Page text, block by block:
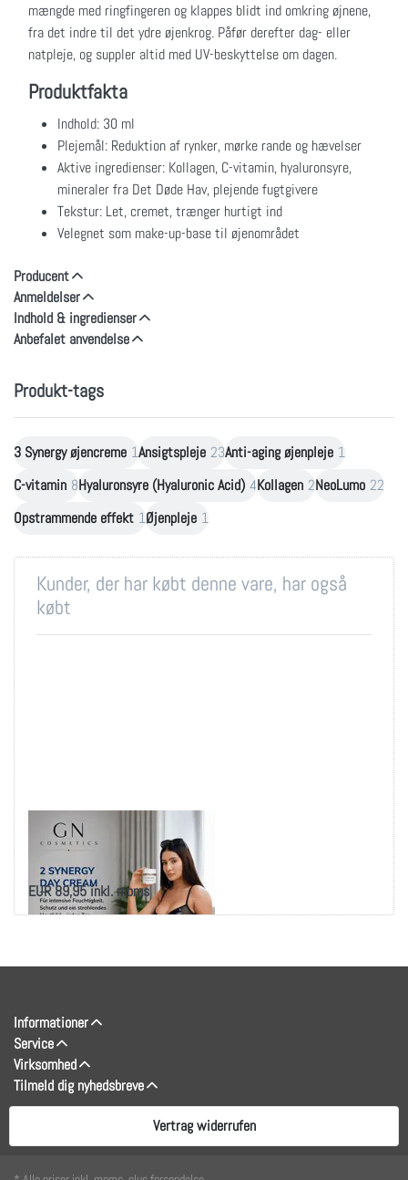
mængde med ringfingeren og klappes blidt ind omkring øjnene,
fra det indre til det ydre øjenkrog. Påfør derefter dag- eller
natpleje, og suppler altid med UV-beskyttelse om dagen.
Produktfakta
Indhold: 30 ml
Plejemål: Reduktion af rynker, mørke rande og hævelser
Aktive ingredienser: Kollagen, C-vitamin, hyaluronsyre,
mineraler fra Det Døde Hav, plejende fugtgivere
Tekstur: Let, cremet, trænger hurtigt ind
Velegnet som make-up-base til øjenområdet
Producent
Anmeldelser
Indhold & ingredienser
Anbefalet anvendelse
Produkt-tags
3 Synergy øjencreme 1Ansigtspleje 23Anti-aging øjenpleje 1
C-vitamin 8Hyaluronsyre (Hyaluronic Acid) 4Kollagen 2NeoLumo 22
Opstrammende effekt 1Øjenpleje 1
Kunder, der har købt denne vare, har også
købt
NeoLumo 2 Synergy
dagcreme
EUR 89,95 inkl. moms
Informationer
Service
Virksomhed
Tilmeld dig nyhedsbreve
Vertrag widerrufen